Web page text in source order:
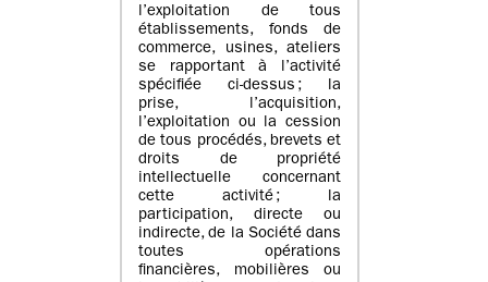
l’exploitation de tous
établissements, fonds de
commerce, usines, ateliers
se rapportant à l’activité
spécifiée ci-dessus ; la
prise, l’acquisition,
l’exploitation ou la cession
de tous procédés, brevets et
droits de propriété
intellectuelle concernant
cette activité ; la
participation, directe ou
indirecte, de la Société dans
toutes opérations
financières, mobilières ou